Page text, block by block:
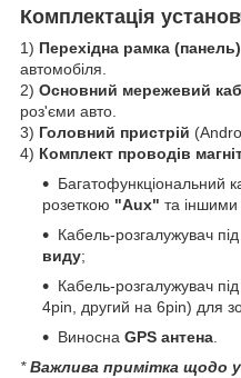
Комплектація
1) Перехідна рамка (панель)
автомобіля.
2) Основний мережевий
роз'єми авто.
3) Головний пристрій
4) Комплект проводів
Багатофункціональний
розеткою "Aux" та
Кабель-розгалужувач під
виду;
Кабель-розгалужувач під
4pin, другий на 6pin) для
Виносна GPS антена.
*Важлива примітка щодо